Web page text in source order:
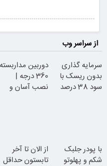
از سراسر وب
سرمایه گذاری
بدون ریسک با
سود 38 درصد
دوربین مداربسته
360 درجه |
نصب آسان و
با پودر جلبک
شکم و پهلوتو
از الان تا آخر
تابستون حداقل